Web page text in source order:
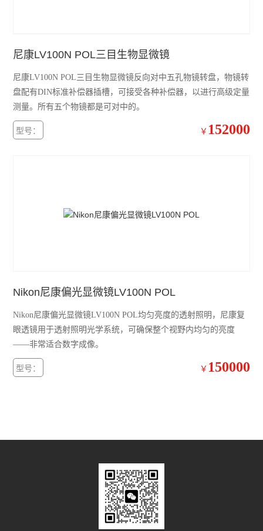
奥林巴斯GX41倒置显微镜
奥林巴斯GX71倒置显微镜
奥林巴斯GX51倒置显微镜
奥林巴斯BX41荧光显微镜
奥林巴斯CKX41倒置显微镜
尼康SMZ1270体视显微镜
奥林巴斯GX53倒置显微镜
奥林巴斯CX22生物显微镜
奥林巴斯BX53M金相显微镜
Leica徕卡M50体视显微镜
奥林巴斯BX63生物显微镜
徕卡M125 C体视显微镜
尼康LV100N POL三目生物显微镜
尼康LV100N POL三目生物显微镜反向对中五孔物镜转盘，物镜转
盘配有DIN标准补偿器插槽，可接受各种补偿器，以进行高级定量
测量。所有五个物镜都是可对中的。
型号： ￥ 152000
Nikon尼康偏光显微镜LV100N POL
Nikon尼康偏光显微镜LV100N POL均匀亮度的透射照明，尼康复
眼透镜用于透射照明光学系统，可确保整个视野内均匀的亮度
——非常适合数字成像。
型号： ￥ 150000